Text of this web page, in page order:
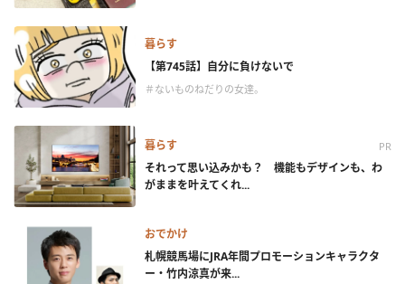
暮らす
【第745話】自分に負けないで
＃ないものねだりの女達。
暮らす PR
それって思い込みかも？ 機能もデザインも、わ
がままを叶えてくれ...
おでかけ
札幌競馬場にJRA年間プロモーションキャラクタ
ー・竹内涼真が来...